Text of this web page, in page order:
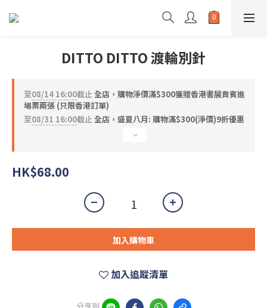
DITTO DITTO 渡輪別針
至08/14 16:00截止全店，購物淨價滿$300獲贈香港書展貴賓進
場票兩張 (只限香港訂單)
至08/31 16:00截止全店，盛夏八月: 購物滿$300(淨價)9折優惠
HK$68.00
加入購物車
加入追蹤清單
分享到